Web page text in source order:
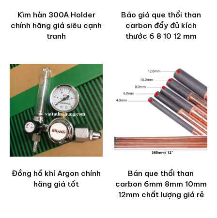
Kìm hàn 300A Holder
chính hãng giá siêu cạnh
tranh
Báo giá que thổi than
carbon đẩy đủ kích
thước 6 8 10 12 mm
Đồng hồ khí Argon chính
hãng giá tốt
Bán que thổi than
carbon 6mm 8mm 10mm
12mm chất lượng giá rẻ